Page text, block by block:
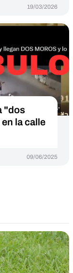
19/03/2026
"dos
la calle
09/06/2025